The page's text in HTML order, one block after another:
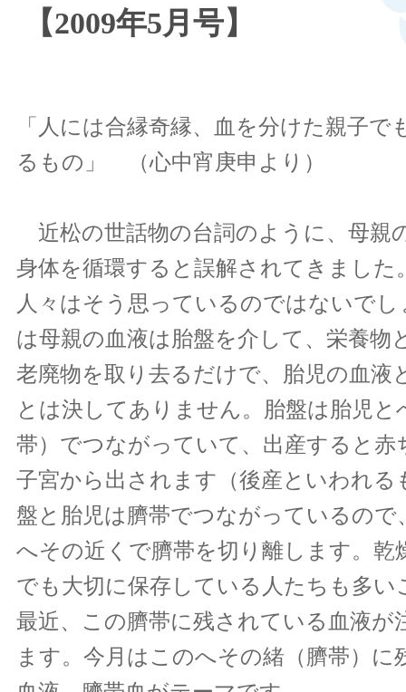
【2009年5月号】
「人には合縁奇縁、血を分けた親子で
るもの」 （心中宵庚申より）
近松の世話物の台詞のように、母親
身体を循環すると誤解されてきました
人々はそう思っているのではないで
は母親の血液は胎盤を介して、栄養物
老廃物を取り去るだけで、胎児の血液
とは決してありません。胎盤は胎児と
帯）でつながっていて、出産すると赤
子宮から出されます（後産といわれる
盤と胎児は臍帯でつながっているので
へその近くで臍帯を切り離します。乾
でも大切に保存している人たちも多い
最近、この臍帯に残されている血液が
ます。今月はこのへその緒（臍帯）に